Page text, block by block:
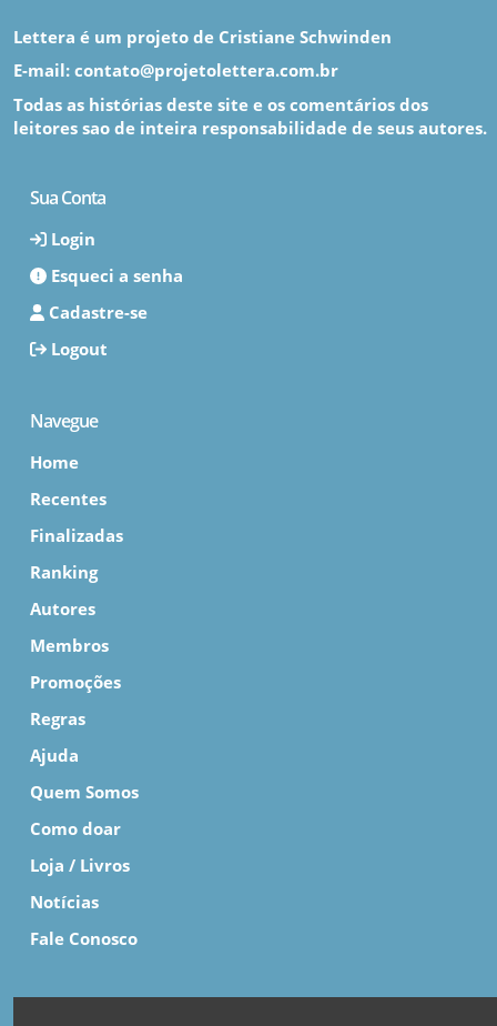
Lettera é um projeto de Cristiane Schwinden
E-mail: contato@projetolettera.com.br
Todas as histórias deste site e os comentários dos
leitores sao de inteira responsabilidade de seus autores.
Sua Conta
Login
Esqueci a senha
Cadastre-se
Logout
Navegue
Home
Recentes
Finalizadas
Ranking
Autores
Membros
Promoções
Regras
Ajuda
Quem Somos
Como doar
Loja / Livros
Notícias
Fale Conosco